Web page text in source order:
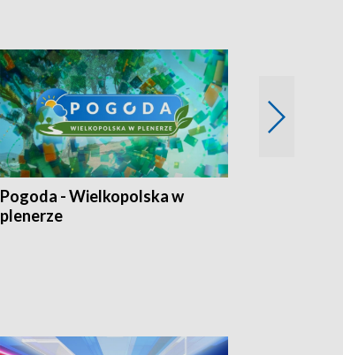
Pogoda - Wielkopolska w
plenerze